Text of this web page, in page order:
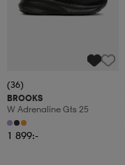
(36)
BROOKS
W Adrenaline Gts 25
1 899:-